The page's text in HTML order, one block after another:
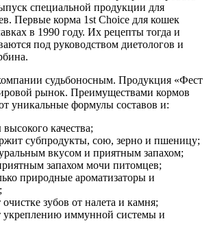
специальной продукции для
Первые корма 1st Choice для кошек
в 1990 году. Их рецепты тогда и
под руководством диетологов и
судьбоносным. Продукция «Фест
рынок. Преимуществами кормов
уникальные формулы составов и:
качества;
субпродукты, сою, зерно и пшеницу;
вкусом и приятным запахом;
запахом мочи питомцев;
природные ароматизаторы и
очистке зубов от налета и камня;
укреплению иммунной системы и